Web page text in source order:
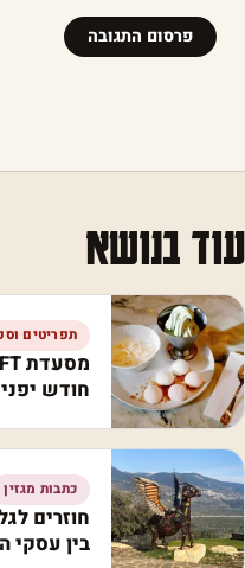
עוד בנושא
תפריטים
חודש
כתבות מגזין
חוזרים
בין עסקי